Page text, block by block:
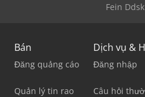
Fein
Bán
Đăng quảng cáo
Quản lý tin rao
Dịch vụ &
Đăng nhập
Câu hỏi